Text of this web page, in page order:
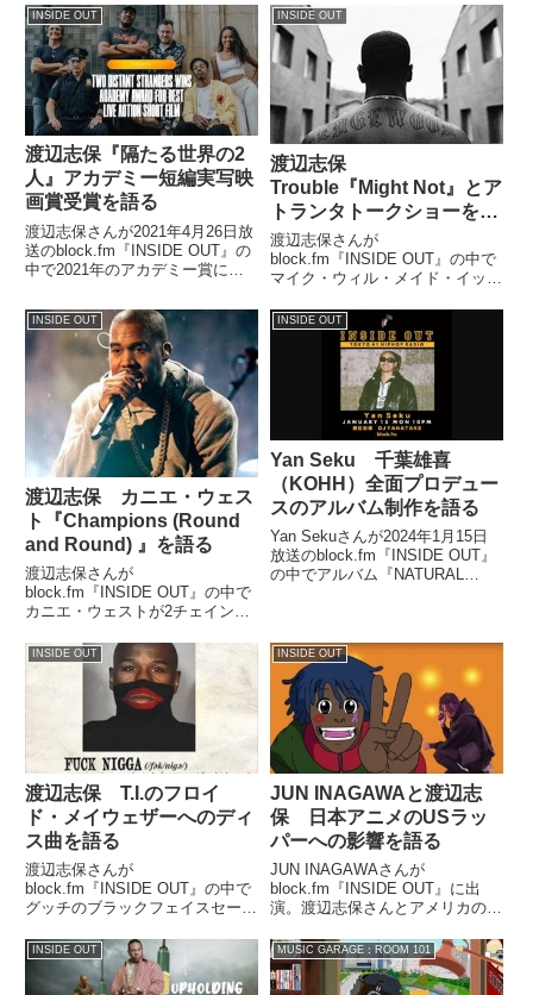
ついてトーク。グッチが出所後
24時間以内に発表した新曲を紹
介していました。（渡辺志保）は
い。というわけで私のイントロト
ー...
INSIDE OUT
渡辺志保『隔たる世界の2
人』アカデミー短編実写映
画賞受賞を語る
渡辺志保さんが2021年4月26日放
送のblock.fm『INSIDE OUT』の
中で2021年のアカデミー賞につ
スが主演した映画『隔たる世界の
2人』がアカデミー短編実写映画
賞を受賞した件について話してい
ました。
INSIDE OUT
渡辺志保
Trouble『Might Not』とア
トランタトークショーを語
る
渡辺志保さんが
block.fm『INSIDE OUT』の中で
マイク・ウィル・メイド・イット
Trouble『Might Not』を紹介。さ
らに自身が参加するアトランタに
関するトークショーについても話
していました。（渡辺志保）...
INSIDE OUT
渡辺志保 カニエ・ウェス
ト『Champions (Round
and Round) 』を語る
渡辺志保さんが
block.fm『INSIDE OUT』の中で
カニエ・ウェストが2チェイン
グッチ・メイン、ヨー・ゴッテ
ィ、トラビス・スコット、デザイ
ナーをフィーチャーした新曲
『Champions (Round a...
INSIDE OUT
Yan Seku 千葉雄喜
（KOHH）全面プロデュー
スのアルバム制作を語る
Yan Sekuさんが2024年1月15日
放送のblock.fm『INSIDE OUT』
の中でアルバム『NATURAL
いて話していました。
INSIDE OUT
渡辺志保 T.I.のフロイ
ド・メイウェザーへのディ
ス曲を語る
渡辺志保さんが
block.fm『INSIDE OUT』の中で
グッチのブラックフェイスセータ
イウェザーをディスする曲を発表
したことについて話していまし
た。 View this post on Instagra...
INSIDE OUT
JUN INAGAWAと渡辺志
保 日本アニメのUSラッ
パーへの影響を語る
JUN INAGAWAさんが
block.fm『INSIDE OUT』に出
演。渡辺志保さんとアメリカのラ
について話していました。
4/29(月) 22:00-23:00#blockfm
#INSIDE_OUT▼弱冠...
INSIDE OUT MUSIC GARAGE：ROOM 101